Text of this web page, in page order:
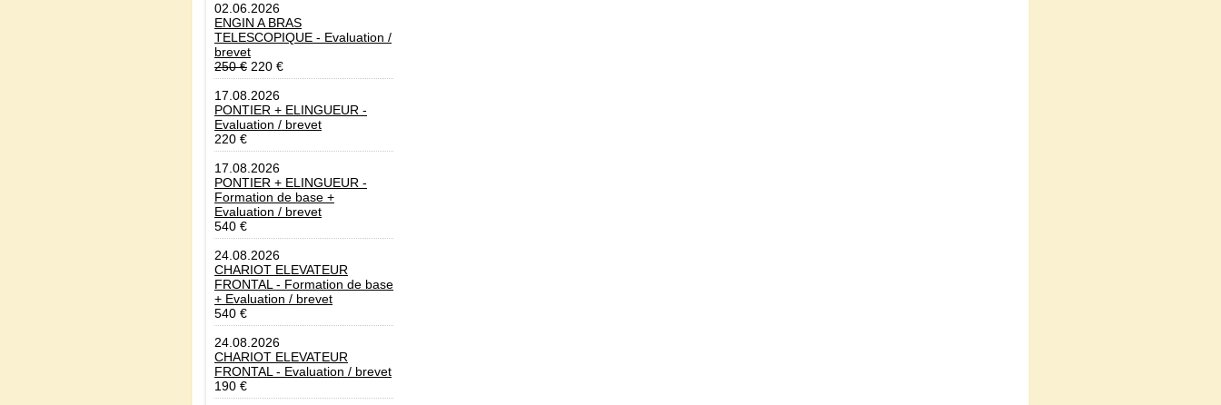
02.06.2026
ENGIN A BRAS
TELESCOPIQUE - Evaluation /
brevet
250 € 220 €
17.08.2026
PONTIER + ELINGUEUR -
Evaluation / brevet
220 €
17.08.2026
PONTIER + ELINGUEUR -
Formation de base +
Evaluation / brevet
540 €
24.08.2026
CHARIOT ELEVATEUR
FRONTAL - Formation de base
+ Evaluation / brevet
540 €
24.08.2026
CHARIOT ELEVATEUR
FRONTAL - Evaluation / brevet
190 €